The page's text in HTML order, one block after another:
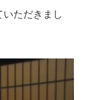
いただきまし